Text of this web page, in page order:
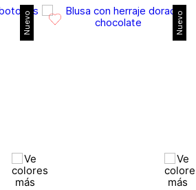
Nuevo Nuevo